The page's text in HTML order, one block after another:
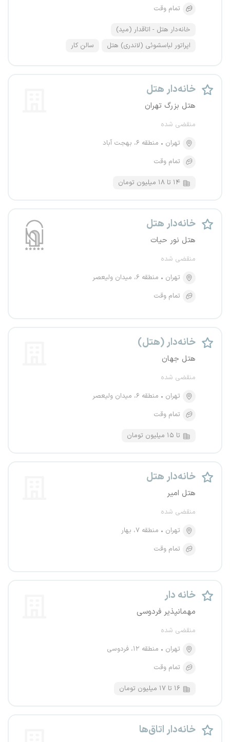
تمام وقت
خانه‌دار هتل - اتاقدار (مید)
اپراتور لباسشوئی (لاندری) هتل
سالن کار
خانه‌دار هتل
هتل بزرگ تهران
منقضی شده
تهران
منطقه ۶، بهجت آباد
تمام وقت
۱۴ تا ۱۸ میلیون تومان
خانه‌دار هتل
هتل نور حیات
منقضی شده
تهران
منطقه ۶، میدان ولیعصر
تمام وقت
خانه‌دار (هتل)
هتل جهان
منقضی شده
تهران
منطقه ۶، میدان ولیعصر
تمام وقت
تا ۱۵ میلیون تومان
خانه‌دار هتل
هتل امیر
منقضی شده
تهران
منطقه ۷، بهار
تمام وقت
خانه دار
مهمانپذیر فردوسی
منقضی شده
تهران
منطقه ۱۲، فردوسی
تمام وقت
۱۶ تا ۱۷ میلیون تومان
خانه‌دار اتاق‌ها